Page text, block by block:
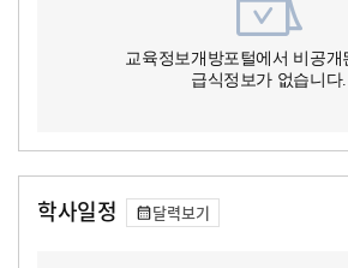
교육정보개방포털에서 비공개
급식정보가 없습니다.
학사일정 달력보기